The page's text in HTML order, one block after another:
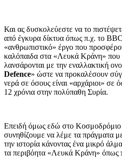
Και ας δυσκολεύεστε να το
από έγκυρα δίκτυα όπως π.χ. το
«ανθρωπιστικό» έργο που
καλόπαιδα στα «Λευκά Κράνη» που
λανσάρονται με την εναλλακτική
Defence» ώστε να προκαλέσουν
νερά σε όσους είναι «αρχάριοι» σε
12 χρόνια στην πολύπαθη Συρία.
Επειδή όμως εδώ στο Κοσμοδρόμιο
συνηθίζουμε να λέμε τα πράγματα
την ιστορία κάνοντας ένα μικρό
τα περιβόητα «Λευκά Κράνη» όπως